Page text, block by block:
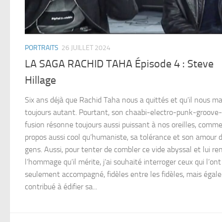
PORTRAITS 26 JUILLET 2024
LA SAGA RACHID TAHA Épisode 4 : Steve
Hillage
Six ans déjà que Rachid Taha nous a quittés et qu’il nous
toujours autant. Pourtant, son chaabi-electro-punk-
fusion résonne toujours aussi puissant à nos oreilles,
propos aussi cool qu’humaniste, sa tolérance et son amour
gens. Aussi, pour tenter de combler ce vide abyssal et lui
l’hommage qu’il mérite, j’ai souhaité interroger ceux qui
seulement accompagné, fidèles entre les fidèles, mais
contribué à édifier sa...